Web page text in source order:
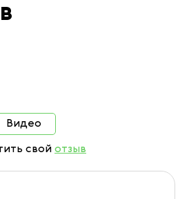
Видео
свой отзыв